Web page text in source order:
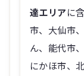
達エリアに
市、大仙市
ん、能代市
にかほ市、